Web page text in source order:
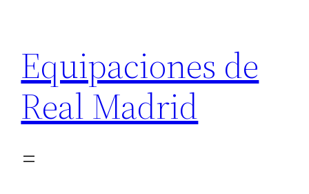
contenido
Equipaciones de
Real Madrid